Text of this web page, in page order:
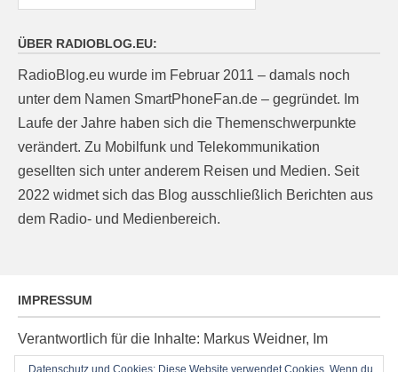
ÜBER RADIOBLOG.EU:
RadioBlog.eu wurde im Februar 2011 – damals noch
unter dem Namen SmartPhoneFan.de – gegründet. Im
Laufe der Jahre haben sich die Themenschwerpunkte
verändert. Zu Mobilfunk und Telekommunikation
gesellten sich unter anderem Reisen und Medien. Seit
2022 widmet sich das Blog ausschließlich Berichten aus
dem Radio- und Medienbereich.
IMPRESSUM
Verantwortlich für die Inhalte: Markus Weidner, Im
Ziegelacker 20, D-63599 Biebergemünd, E-Mail:
Datenschutz und Cookies: Diese Website verwendet Cookies. Wenn du